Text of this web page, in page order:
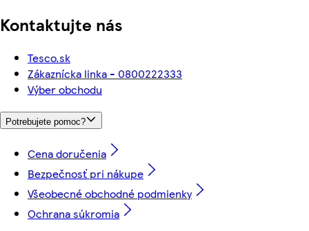
Kontaktujte nás
Tesco.sk
Zákaznícka linka - 0800222333
Výber obchodu
Potrebujete pomoc?
Cena doručenia
Bezpečnosť pri nákupe
Všeobecné obchodné podmienky
Ochrana súkromia